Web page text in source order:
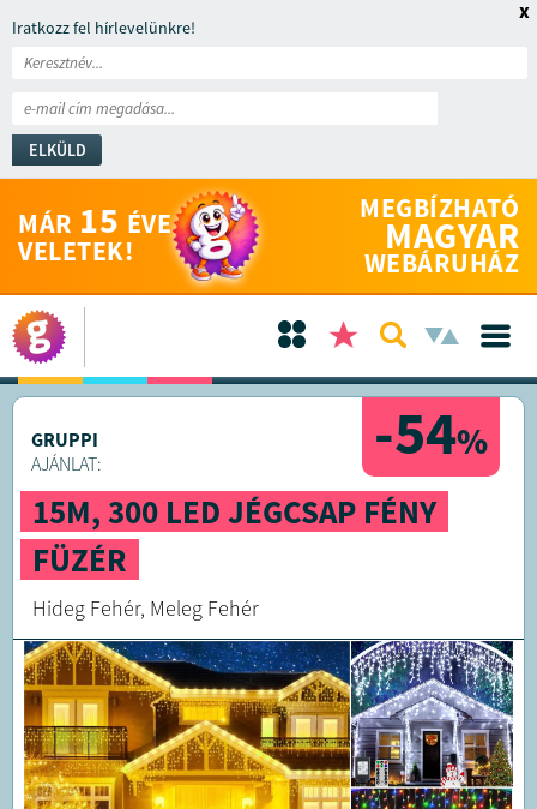
Iratkozz fel hírlevelünkre!
ELKÜLD
x
MÁR 15 ÉVE
VELETEK!
MEGBÍZHATÓ
MAGYAR
WEBÁRUHÁZ
-54%
GRUPPI
AJÁNLAT:
15M, 300 LED JÉGCSAP FÉNY
FÜZÉR
Hideg Fehér, Meleg Fehér